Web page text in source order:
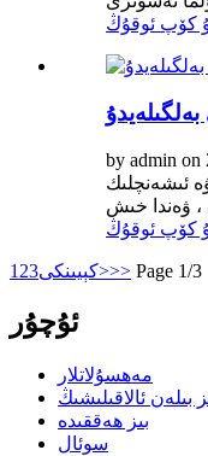
كۆپ ئوقۇڭ
by admin on
ئىشەنچلىك
كۆپ ئوقۇڭ
1 23 كېيىنكى>>> Page 1/3
ئۇچۇر
مەھسۇلاتلار
بىلەن ئالاقىلىشىڭ
بىز ھەققىدە
سوئال